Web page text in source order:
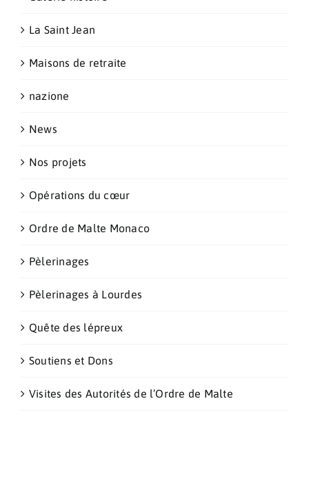
La Saint Jean
Maisons de retraite
nazione
News
Nos projets
Opérations du cœur
Ordre de Malte Monaco
Pèlerinages
Pèlerinages à Lourdes
Quête des lépreux
Soutiens et Dons
Visites des Autorités de l’Ordre de Malte